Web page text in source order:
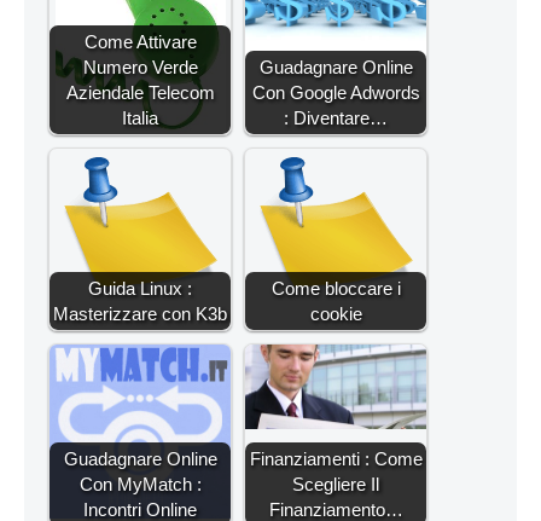
Come Attivare
Numero Verde
Aziendale Telecom
Italia
Guadagnare Online
Con Google Adwords
: Diventare…
Guida Linux :
Masterizzare con K3b
Come bloccare i
cookie
Guadagnare Online
Con MyMatch :
Incontri Online
Finanziamenti : Come
Scegliere Il
Finanziamento…